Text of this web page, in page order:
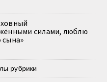
силами, люблю
сына»
рубрики